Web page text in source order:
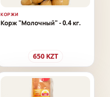
КОРЖИ
Корж "Молочный" - 0.4 кг.
650 KZT